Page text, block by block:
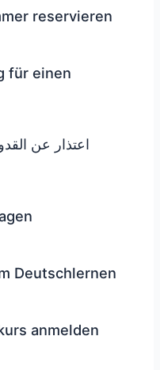
reservieren
für einen
Deutschlernen
anmelden